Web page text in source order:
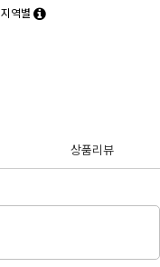
지역별
상품리뷰